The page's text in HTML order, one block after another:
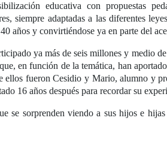
educativa con propuestas
siempre adaptadas a las diferentes
años y convirtiéndose ya en parte del
ya más de seis millones y medio
en función de la temática, han
ellos fueron Cesidio y Mario, alumno y
16 años después para recordar su
se sorprenden viendo a sus hijos e